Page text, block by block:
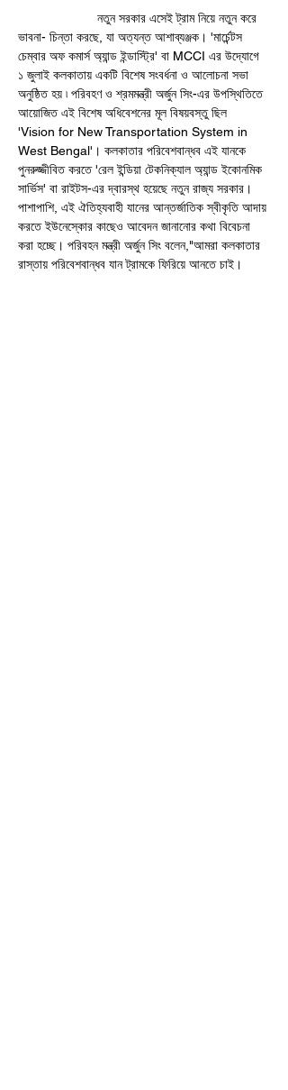
ভাবনা- চিন্তা করছে, যা অত্যন্ত আশাব্যঞ্জক। 'মার্চেন্টস
চেম্বার অফ কমার্স অ্যান্ড ইন্ডাস্ট্রি' বা MCCI এর উদ্যোগে
১ জুলাই কলকাতায় একটি বিশেষ সংবর্ধনা ও আলোচনা সভা
অনুষ্ঠিত হয় ৷ পরিবহণ ও শ্রমমন্ত্রী অর্জুন সিং-এর উপস্থিতিতে
আয়োজিত এই বিশেষ অধিবেশনের মূল বিষয়বস্তু ছিল
'Vision for New Transportation System in
West Bengal'। কলকাতার পরিবেশবান্ধব এই যানকে
পুনরুজ্জীবিত করতে 'রেল ইন্ডিয়া টেকনিক্যাল অ্যান্ড ইকোনমিক
সার্ভিস' বা রাইটস-এর দ্বারস্থ হয়েছে নতুন রাজ্য সরকার।
পাশাপাশি, এই ঐতিহ্যবাহী যানের আন্তর্জাতিক স্বীকৃতি আদায়
করতে ইউনেস্কোর কাছেও আবেদন জানানোর কথা বিবেচনা
করা হচ্ছে। পরিবহন মন্ত্রী অর্জুন সিং বলেন,"আমরা কলকাতার
রাস্তায় পরিবেশবান্ধব যান ট্রামকে ফিরিয়ে আনতে চাই।